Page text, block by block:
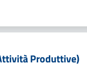
Produttive)